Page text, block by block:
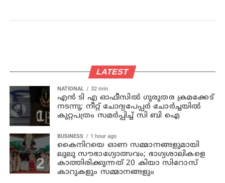
LATEST
NATIONAL 32 min
എന്‍ ടി എ ഓഫീസില്‍ ഗുരുതര ക്രമക്കേട്
നടന്നു; നീറ്റ് ചോദ്യപേപ്പര്‍ ചോര്‍ച്ചയില്‍
കുറ്റപത്രം സമര്‍പ്പിച്ച് സി ബി ഐ
BUSINESS 1 hour ago
കൈനിറയെ ഓണ സമ്മാനങ്ങളുമായി
ലുലു സൗഭാ​ഗ്യോത്സവം; ഭാ​ഗ്യശാലികളെ
കാത്തിരിക്കുന്നത് 20 കിയാ സിറോസ്
കാറുകളും സമ്മാനങ്ങളും